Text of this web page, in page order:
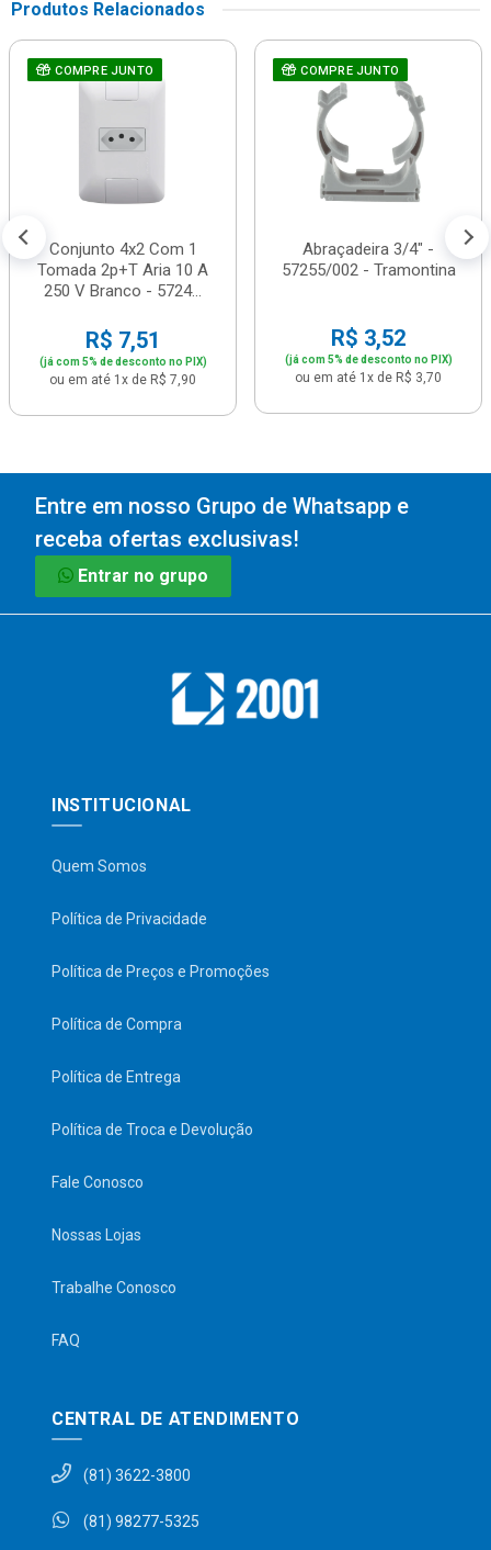
Produtos Relacionados
COMPRE JUNTO
Conjunto 4x2 Com 1
Tomada 2p+T Aria 10 A
250 V Branco - 5724...
R$ 7,51
(já com 5% de desconto no PIX)
ou em até 1x de R$ 7,90
COMPRE JUNTO
Abraçadeira 3/4" -
57255/002 - Tramontina
R$ 3,52
(já com 5% de desconto no PIX)
ou em até 1x de R$ 3,70
Entre em nosso Grupo de Whatsapp e
receba ofertas exclusivas!
Entrar no grupo
INSTITUCIONAL
Quem Somos
Política de Privacidade
Política de Preços e Promoções
Política de Compra
Política de Entrega
Política de Troca e Devolução
Fale Conosco
Nossas Lojas
Trabalhe Conosco
FAQ
CENTRAL DE ATENDIMENTO
(81) 3622-3800
(81) 98277-5325